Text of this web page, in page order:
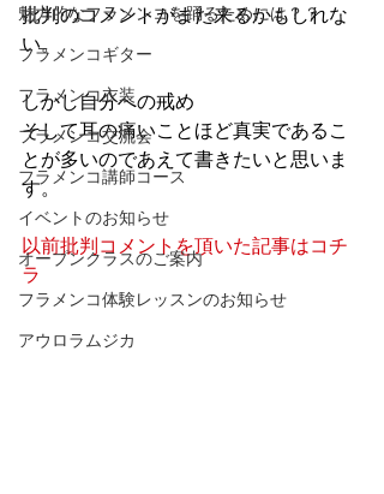
魅力的なフラメンコを踊るためには？？
フラメンコギター
フラメンコ衣装
フラメンコ交流会
フラメンコ講師コース
イベントのお知らせ
オープンクラスのご案内
フラメンコ体験レッスンのお知らせ
アウロラムジカ
批判のコメントがまた来るかもしれな
い。
しかし自分への戒め
そして耳の痛いことほど真実であるこ
とが多いのであえて書きたいと思いま
す。
以前批判コメントを頂いた記事はコチ
ラ